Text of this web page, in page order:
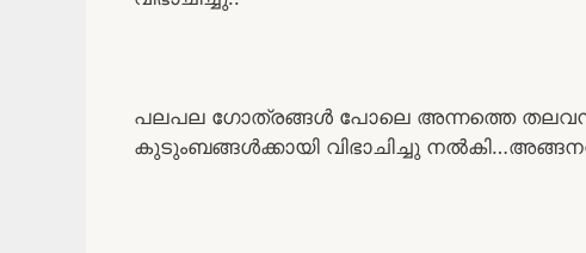
പലപല ഗോത്രങ്ങൾ പോലെ അന്നത്തെ
കുടുംബങ്ങൾക്കായി വിഭാചിച്ചു